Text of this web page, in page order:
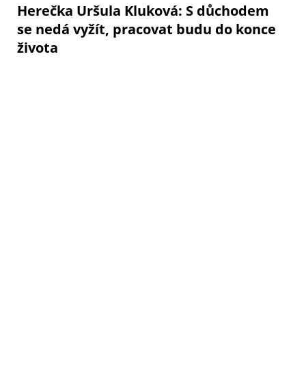
Herečka Uršula Kluková: S důchodem
se nedá vyžít, pracovat budu do konce
života